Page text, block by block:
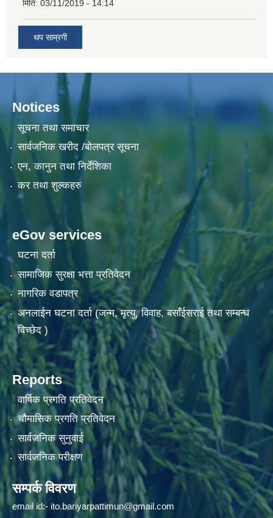
मिति: 03/11/2019 - 14:14
थप साम्रगी
Notices
सूचना तथा समाचार
सार्वजनिक खरीद /बोलपत्र सूचना
एन, कानुन तथा निर्देशिका
कर तथा शुल्कहरु
eGov services
घटना दर्ता
सामाजिक सुरक्षा भत्ता प्रतिवेदन
नागरिक वडापत्र
अनलाईन घटना दर्ता (जन्म, मृत्यु, विवाह, बसाँईसराई तथा सम्बन्ध
विच्छेद )
Reports
वार्षिक प्रगति प्रतिवेदन
चौमासिक प्रगति प्रतिवेदन
सार्वजनिक सुनुवाई
सार्वजनिक परीक्षण
सम्पर्क विवरण
email id:- ito.bariyarpattimun@gmail.com